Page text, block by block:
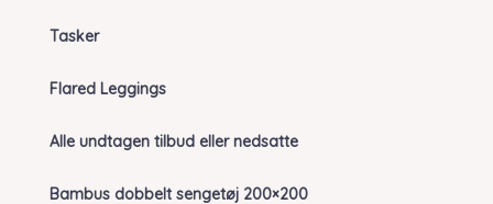
Tasker
Flared Leggings
Alle undtagen tilbud eller nedsatte
Bambus dobbelt sengetøj 200×200